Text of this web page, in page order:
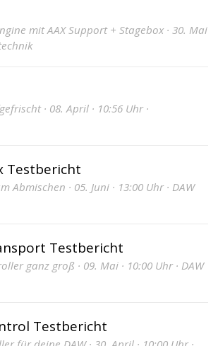
mit AAX Support + Stagebox · 30. Mai
· 08. April · 10:56 Uhr ·
Testbericht
Abmischen · 05. Juni · 13:00 Uhr · DAW
Testbericht
ganz groß · 09. Mai · 10:00 Uhr · DAW
Testbericht